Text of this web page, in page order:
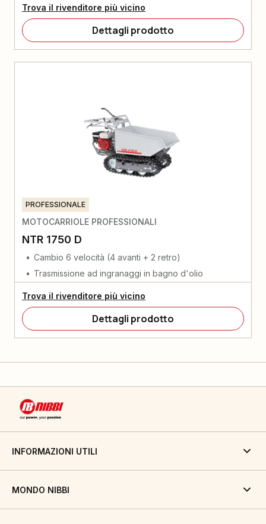
Trova il rivenditore più vicino
Dettagli prodotto
PROFESSIONALE
MOTOCARRIOLE PROFESSIONALI
NTR 1750 D
Cambio 6 velocità (4 avanti + 2 retro)
Trasmissione ad ingranaggi in bagno d'olio
Trova il rivenditore più vicino
Dettagli prodotto
INFORMAZIONI UTILI
MONDO NIBBI